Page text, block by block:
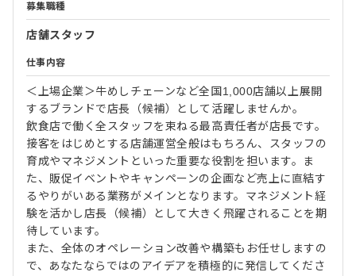
募集職種
店舗スタッフ
仕事内容
＜上場企業＞牛めしチェーンなど全国1,000店舗以上展開
するブランドで店長（候補）として活躍しませんか。
飲食店で働く全スタッフを束ねる最高責任者が店長です。
接客をはじめとする店舗運営全般はもちろん、スタッフの
育成やマネジメントといった重要な役割を担います。ま
た、販促イベントやキャンペーンの企画など売上に直結す
るやりがいある業務がメインとなります。マネジメント経
験を活かし店長（候補）として大きく飛躍されることを期
待しています。
また、全体のオペレーション改善や構築もお任せしますの
で、あなたならではのアイデアを積極的に発信してくださ